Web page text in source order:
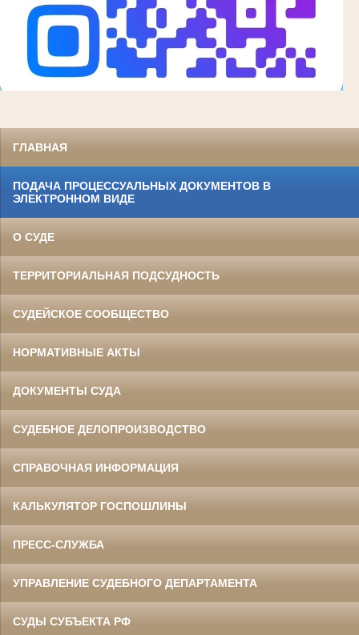
ГЛАВНАЯ
ПОДАЧА ПРОЦЕССУАЛЬНЫХ ДОКУМЕНТОВ В
ЭЛЕКТРОННОМ ВИДЕ
О СУДЕ
ТЕРРИТОРИАЛЬНАЯ ПОДСУДНОСТЬ
СУДЕЙСКОЕ СООБЩЕСТВО
НОРМАТИВНЫЕ АКТЫ
ДОКУМЕНТЫ СУДА
СУДЕБНОЕ ДЕЛОПРОИЗВОДСТВО
СПРАВОЧНАЯ ИНФОРМАЦИЯ
КАЛЬКУЛЯТОР ГОСПОШЛИНЫ
ПРЕСС-СЛУЖБА
УПРАВЛЕНИЕ СУДЕБНОГО ДЕПАРТАМЕНТА
СУДЫ СУБЪЕКТА РФ